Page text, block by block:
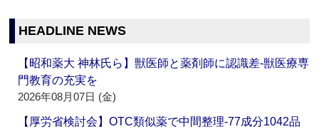
HEADLINE NEWS
【昭和薬大 神林氏ら】獣医師と薬剤師に認識差‐獣医療専
門教育の充実を
2026年08月07日 (金)
【厚労省検討会】OTC類似薬で中間整理‐77成分1042品